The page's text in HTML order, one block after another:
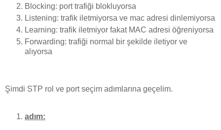
Blocking: port trafiği blokluyorsa
Listening: trafik iletmiyorsa ve mac adresi dinlemiyorsa
Learning: trafik iletmiyor fakat MAC adresi öğreniyorsa
Forwarding: trafiği normal bir şekilde iletiyor ve
alıyorsa
Şimdi STP rol ve port seçim adımlarına geçelim.
adım: